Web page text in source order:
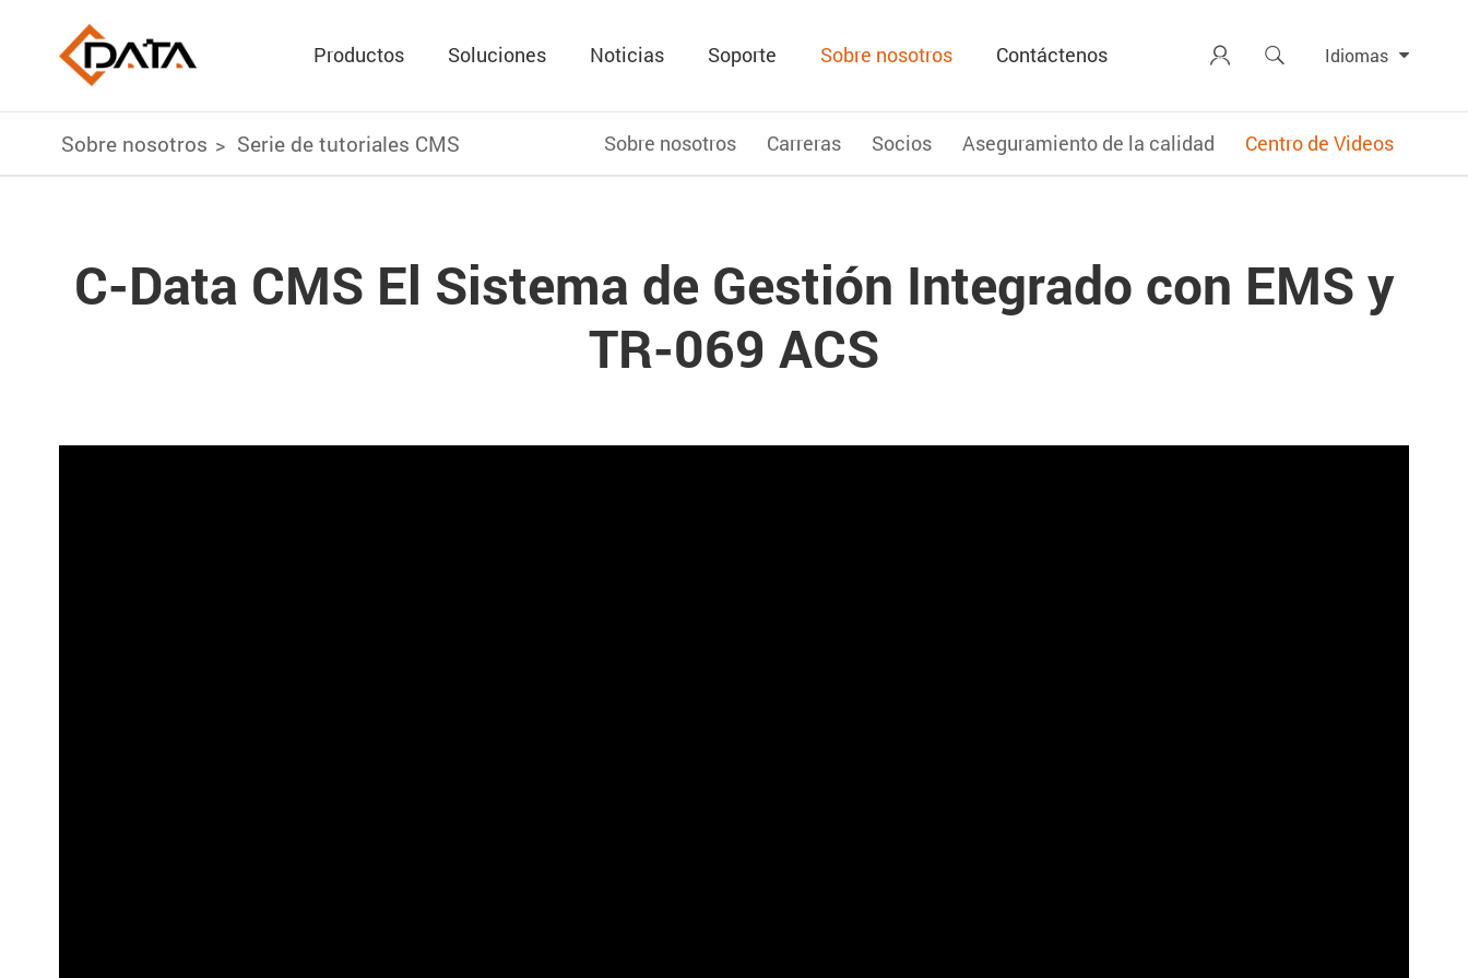
Productos Soluciones Noticias Soporte Sobre nosotros Contáctenos   Idiomas
Sobre nosotros Serie de tutoriales CMS Sobre nosotros Carreras Socios Aseguramiento de la calidad Centro de Videos
C-Data CMS El Sistema de Gestión Integrado con EMS y
TR-069 ACS